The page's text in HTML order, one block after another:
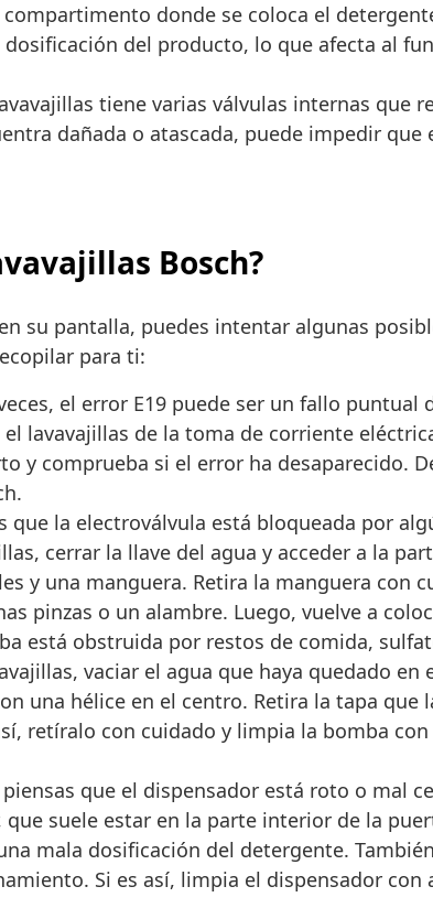
compartimento donde se coloca el
del producto, lo que afecta al
tiene varias válvulas internas que
dañada o atascada, puede impedir
Bosch?
en su pantalla, puedes intentar algunas
para ti:
el error E19 puede ser un fallo
lavavajillas de la toma de corriente
y comprueba si el error ha desaparecido.
que la electroválvula está bloqueada por
cerrar la llave del agua y acceder a la
y una manguera. Retira la manguera con
pinzas o un alambre. Luego, vuelve a
está obstruida por restos de comida,
vaciar el agua que haya quedado
una hélice en el centro. Retira la tapa
retíralo con cuidado y limpia la bomba
que el dispensador está roto o mal
suele estar en la parte interior de la
mala dosificación del detergente.
Si es así, limpia el dispensador